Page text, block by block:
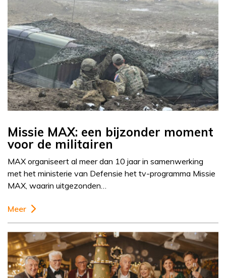
Missie MAX: een bijzonder moment
voor de militairen
MAX organiseert al meer dan 10 jaar in samenwerking
met het ministerie van Defensie het tv-programma Missie
MAX, waarin uitgezonden…
Meer